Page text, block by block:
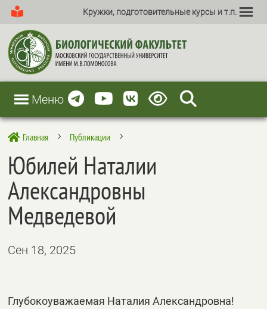
Кружки, подготовительные курсы и т.п.
Меню
 Главная 5 Публикации 5
Юбилей Наталии
Александровны
Медведевой
Сен 18, 2025
Глубокоуважаемая Наталия Александровна!